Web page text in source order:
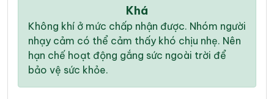
Khá
Không khí ở mức chấp nhận được. Nhóm người
nhạy cảm có thể cảm thấy khó chịu nhẹ. Nên
hạn chế hoạt động gắng sức ngoài trời để
bảo vệ sức khỏe.